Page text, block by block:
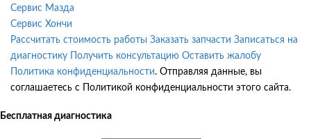
Сервис Мазда
Сервис Хончи
Рассчитать стоимость работы Заказать запчасти Записаться на
диагностику
Получить консультацию Оставить жалобу
Политика конфиденциальности. Отправляя данные, вы
соглашаетесь с Политикой конфиденциальности этого сайта.
Бесплатная диагностика